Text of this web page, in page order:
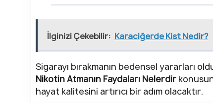
İlginizi Çekebilir: Karaciğerde Kist Nedir?
Sigarayı bırakmanın bedensel yararları
Nikotin Atmanın Faydaları Nelerdir
hayat kalitesini artırıcı bir adım olacaktır.